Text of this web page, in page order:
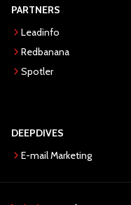
PARTNERS
Leadinfo
Redbanana
Spotler
DEEPDIVES
E-mail Marketing